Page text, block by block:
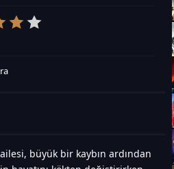
büyük bir kaybın ardından